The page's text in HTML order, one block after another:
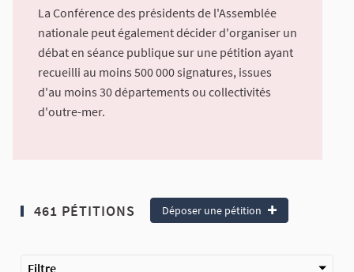
La Conférence des présidents de l'Assemblée
nationale peut également décider d'organiser un
débat en séance publique sur une pétition ayant
recueilli au moins 500 000 signatures, issues
d'au moins 30 départements ou collectivités
d'outre-mer.
461 PÉTITIONS Déposer une pétition
Filtre